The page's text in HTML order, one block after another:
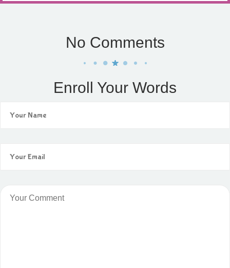
No Comments
Enroll Your Words